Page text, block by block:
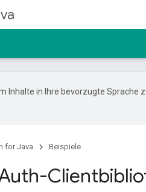
Inhalte in Ihre bevorzugte Sprache
for Java Beispiele